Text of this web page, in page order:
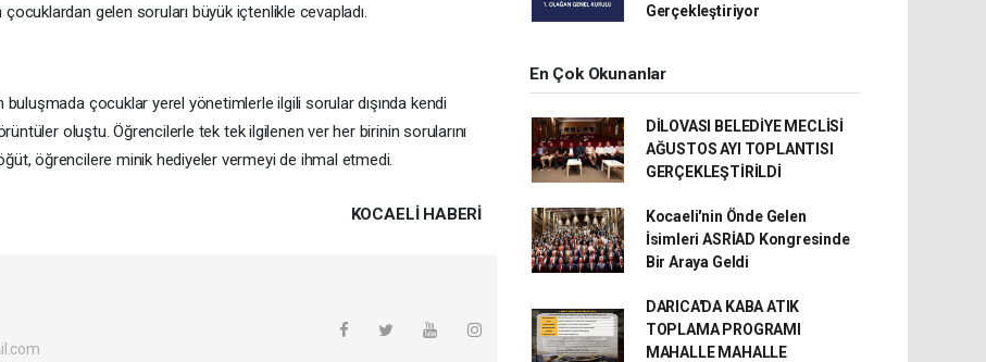
gelen soruları büyük içtenlikle cevapladı.
çocuklar yerel yönetimlerle ilgili sorular dışında kendi
oluştu. Öğrencilerle tek tek ilgilenen ver her birinin sorularını
öğrencilere minik hediyeler vermeyi de ihmal etmedi.
KOCAELI HABERİ
Gerçekleştiriyor
En Çok Okunanlar
DİLOVASI BELEDİYE MECLİSİ
AĞUSTOS AYI TOPLANTISI
GERÇEKLEŞTİRİLDİ
Kocaeli'nin Önde Gelen
İsimleri ASRİAD Kongresinde
Bir Araya Geldi
DARICA'DA KABA ATIK
TOPLAMA PROGRAMI
MAHALLE MAHALLE